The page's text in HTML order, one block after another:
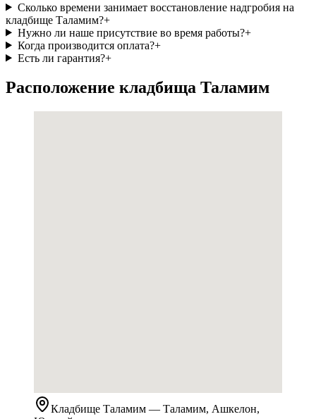
Сколько времени занимает восстановление надгробия на
кладбище Таламим?+
Нужно ли наше присутствие во время работы?+
Когда производится оплата?+
Есть ли гарантия?+
Расположение кладбища Таламим
Кладбище Таламим — Таламим, Ашкелон,